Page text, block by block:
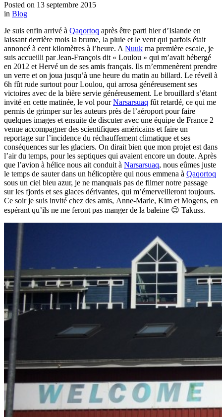
Posted on 13 septembre 2015
in Blog
Je suis enfin arrivé à Qaqortoq après être parti hier d’Islande en
laissant derrière mois la brume, la pluie et le vent qui parfois était
annoncé à cent kilomètres à l’heure. A Nuuk ma première escale, je
suis accueilli par Jean-François dit « Loulou » qui m’avait hébergé
en 2012 et Hervé un de ses amis français. Ils m’emmenèrent prendre
un verre et on joua jusqu’à une heure du matin au billard. Le réveil à
6h fût rude surtout pour Loulou, qui arrosa généreusement ses
victoires avec de la bière servie généreusement. Le brouillard s’étant
invité en cette matinée, le vol pourNarsarsuaq fût retardé, ce qui me
permis de grimper sur les auteurs près de l’aéroport pour faire
quelques images et ensuite de discuter avec une équipe de France 2
venue accompagner des scientifiques américains et faire un
reportage sur l’incidence du réchauffement climatique et ses
conséquences sur les glaciers. On dirait bien que mon projet est dans
l’air du temps, pour les septiques qui avaient encore un doute. Après
que l’avion à hélice nous ait conduit à Narsarsuaq, nous eûmes juste
le temps de sauter dans un hélicoptère qui nous emmena à Qaqortoq
sous un ciel bleu azur, je ne manquais pas de filmer notre passage
sur les fjords et ses glaces dérivantes, qui m’émerveilleront toujours.
Ce soir je suis invité chez des amis, Anne-Marie, Kim et Mogens, en
espérant qu’ils ne me feront pas manger de la baleine 😉 Takuss.